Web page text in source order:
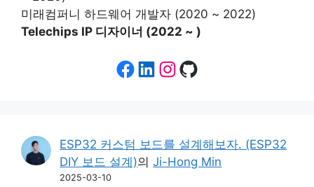
미래컴퍼니 하드웨어 개발자 (2020 ~ 2022)
Telechips IP 디자이너 (2022 ~ )
Facebook
LinkedIn
Instagram
GitHub
ESP32 커스텀 보드를 설계해보자. (ESP32
DIY 보드 설계)의Ji-Hong Min
2025-03-10